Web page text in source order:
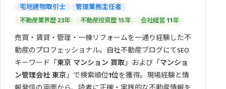
宅地建物取引士 管理業務主任者
不動産業界歴 23年 不動産投資歴 15年 会社経営 11年
売買・賃貸・管理・一棟リフォームを一通り経験した不
動産のプロフェッショナル。自社不動産ブログにてSEO
キーワード「東京 マンション 買取」および「マンショ
ン管理会社 東京」で検索順位1位を獲得。現場経験と情